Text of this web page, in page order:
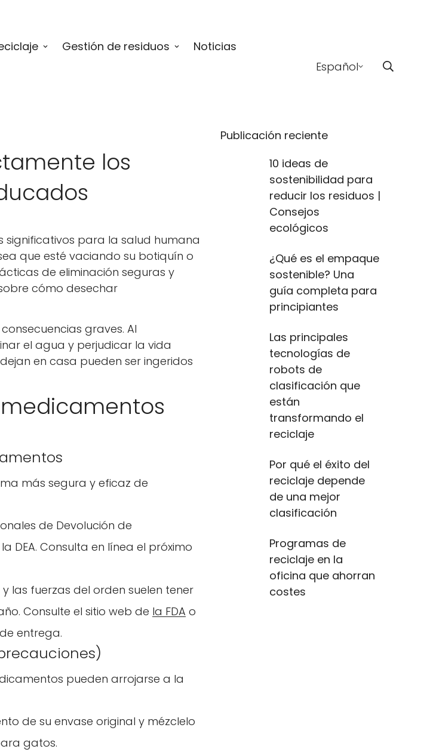
Gestión de residuos Noticias
Español
los
para la salud humana
que esté vaciando su botiquín o
de eliminación seguras y
cómo desechar
graves. Al
el agua y perjudicar la vida
en casa pueden ser ingeridos
más segura y eficaz de
de Devolución de
DEA. Consulta en línea el próximo
las fuerzas del orden suelen tener
Consulte el sitio web de la FDA o
entrega.
pueden arrojarse a la
de su envase original y mézclelo
gatos.
Publicación reciente
10 ideas de
sostenibilidad para
reducir los residuos |
Consejos
ecológicos
¿Qué es el empaque
sostenible? Una
guía completa para
principiantes
Las principales
tecnologías de
robots de
clasificación que
están
transformando el
reciclaje
Por qué el éxito del
reciclaje depende
de una mejor
clasificación
Programas de
reciclaje en la
oficina que ahorran
costes